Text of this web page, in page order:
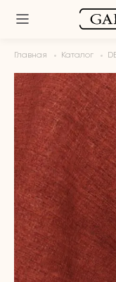
Главная Каталог